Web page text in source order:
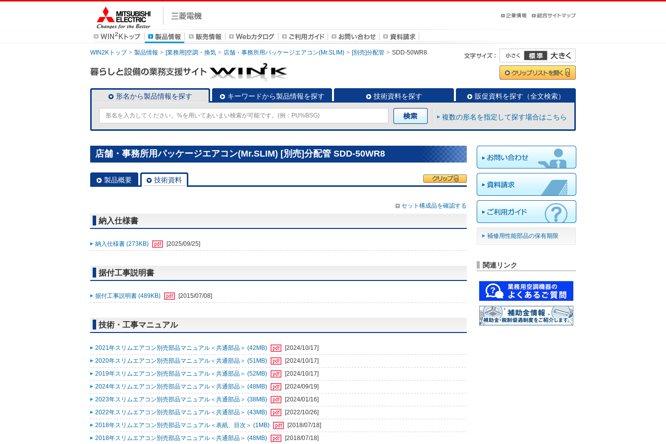
WIN2Kトップ 製品情報 [業務用]空調・換気 店舗・事務所用パッケージエアコン(Mr.SLIM) [別売]分配管 SDD-50WR8
形名から製品情報を探す キーワードから製品情報を探す 技術資料を探す 販促資料を探す（全文検索）
複数の形名を指定して探す場合はこちら
店舗・事務所用パッケージエアコン(Mr.SLIM) [別売]分配管 SDD-50WR8
製品概要 技術資料
セット構成品を確認する
納入仕様書
納入仕様書 (273KB) [2025/09/25]
据付工事説明書
据付工事説明書 (489KB) [2015/07/08]
技術・工事マニュアル
2021年スリムエアコン別売部品マニュアル＜共通部品＞ (42MB)
[2024/10/17]
2020年スリムエアコン別売部品マニュアル＜共通部品＞ (51MB)
[2024/10/17]
2019年スリムエアコン別売部品マニュアル＜共通部品＞ (52MB)
[2024/10/17]
2024年スリムエアコン別売部品マニュアル＜共通部品＞ (48MB)
[2024/09/19]
2023年スリムエアコン別売部品マニュアル＜共通部品＞ (38MB)
[2024/01/16]
2022年スリムエアコン別売部品マニュアル＜共通部品＞ (43MB)
[2022/10/26]
2018年スリムエアコン別売部品マニュアル＜表紙、目次＞ (1MB)
[2018/07/18]
2018年スリムエアコン別売部品マニュアル＜共通部品＞ (48MB)
[2018/07/18]
補修用性能部品の保有期限
関連リンク